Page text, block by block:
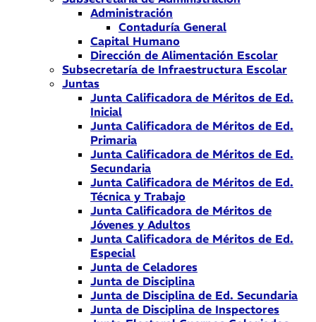
Administración
Contaduría General
Capital Humano
Dirección de Alimentación Escolar
Subsecretaría de Infraestructura Escolar
Juntas
Junta Calificadora de Méritos de Ed.
Inicial
Junta Calificadora de Méritos de Ed.
Primaria
Junta Calificadora de Méritos de Ed.
Secundaria
Junta Calificadora de Méritos de Ed.
Técnica y Trabajo
Junta Calificadora de Méritos de
Jóvenes y Adultos
Junta Calificadora de Méritos de Ed.
Especial
Junta de Celadores
Junta de Disciplina
Junta de Disciplina de Ed. Secundaria
Junta de Disciplina de Inspectores